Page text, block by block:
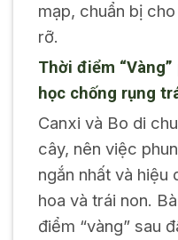
mạp, chuẩn bị
rỡ.
Thời điểm
học chống rụng
Canxi và Bo di
cây, nên việc
ngắn nhất và hiệu
hoa và trái non.
điểm “vàng” sau